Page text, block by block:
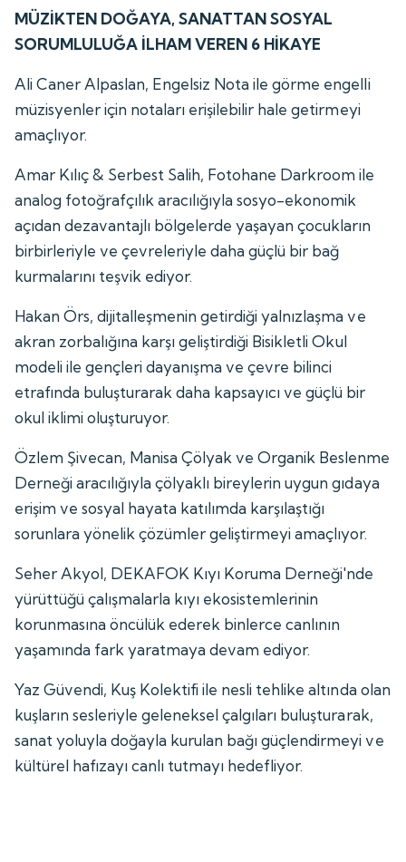
MÜZİKTEN DOĞAYA, SANATTAN SOSYAL
SORUMLULUĞA İLHAM VEREN 6 HİKAYE
Ali Caner Alpaslan, Engelsiz Nota ile görme engelli
müzisyenler için notaları erişilebilir hale getirmeyi
amaçlıyor.
Amar Kılıç & Serbest Salih, Fotohane Darkroom ile
analog fotoğrafçılık aracılığıyla sosyo-ekonomik
açıdan dezavantajlı bölgelerde yaşayan çocukların
birbirleriyle ve çevreleriyle daha güçlü bir bağ
kurmalarını teşvik ediyor.
Hakan Örs, dijitalleşmenin getirdiği yalnızlaşma ve
akran zorbalığına karşı geliştirdiği Bisikletli Okul
modeli ile gençleri dayanışma ve çevre bilinci
etrafında buluşturarak daha kapsayıcı ve güçlü bir
okul iklimi oluşturuyor.
Özlem Şivecan, Manisa Çölyak ve Organik Beslenme
Derneği aracılığıyla çölyaklı bireylerin uygun gıdaya
erişim ve sosyal hayata katılımda karşılaştığı
sorunlara yönelik çözümler geliştirmeyi amaçlıyor.
Seher Akyol, DEKAFOK Kıyı Koruma Derneği'nde
yürüttüğü çalışmalarla kıyı ekosistemlerinin
korunmasına öncülük ederek binlerce canlının
yaşamında fark yaratmaya devam ediyor.
Yaz Güvendi, Kuş Kolektifi ile nesli tehlike altında olan
kuşların sesleriyle geleneksel çalgıları buluşturarak,
sanat yoluyla doğayla kurulan bağı güçlendirmeyi ve
kültürel hafızayı canlı tutmayı hedefliyor.